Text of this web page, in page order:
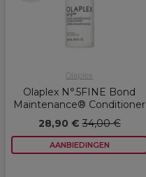
Olaplex
Olaplex N°.5FINE Bond
Maintenance® Conditioner
28,90 €34,00 €
AANBIEDINGEN